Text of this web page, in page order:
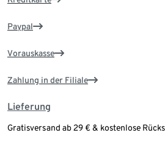
Paypal
Vorauskasse
Zahlung in der Filiale
Lieferung
Gratisversand ab 29 € & kostenlose